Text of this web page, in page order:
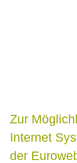
Zur
Internet
der